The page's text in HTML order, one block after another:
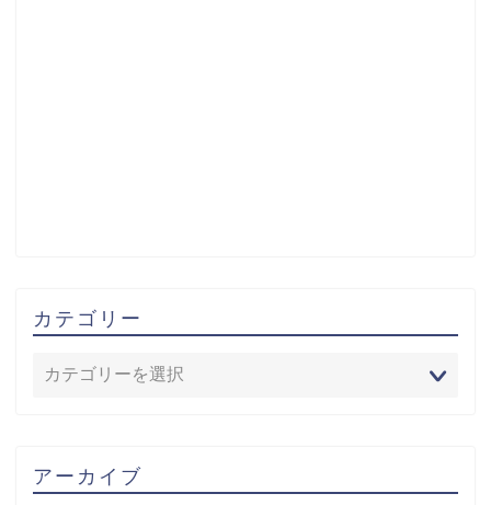
カテゴリー
アーカイブ